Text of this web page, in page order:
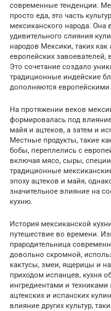
современные тенденции.
просто еда, это часть
мексиканского народа. Она
удивительного слияния
народов Мексики, таких как
европейских завоевателей,
Это сочетание создало
традиционные индейские
дополняются европейскими
На протяжении веков
формировалась под
майя и ацтеков, а затем и
Местные продукты, такие
бобы, переплелись с
включая мясо, сыры,
традиционные
эпоху ацтеков и майя,
значительное влияние на
кухню.
История мексиканской
путешествие во времени.
прародительница
довольно скромной,
кактусы, змеи, ящерицы и
приходом испанцев, кухня
ингредиентами и
ацтекских и испанских
влияние других культур,